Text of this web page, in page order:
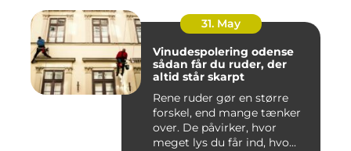
31. May
Vinudespolering odense
sådan får du ruder, der
altid står skarpt
Rene ruder gør en større
forskel, end mange tænker
over. De påvirker, hvor
meget lys du får ind, hvo...